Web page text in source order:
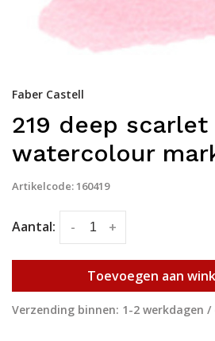
Faber Castell
219 deep
watercolour
Artikelcode:160419
Aantal: +
-
Toevoegen aan
Verzending binnen: 1-2 werkdagen